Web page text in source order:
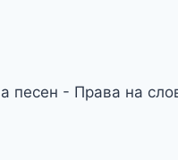
песен - Права на